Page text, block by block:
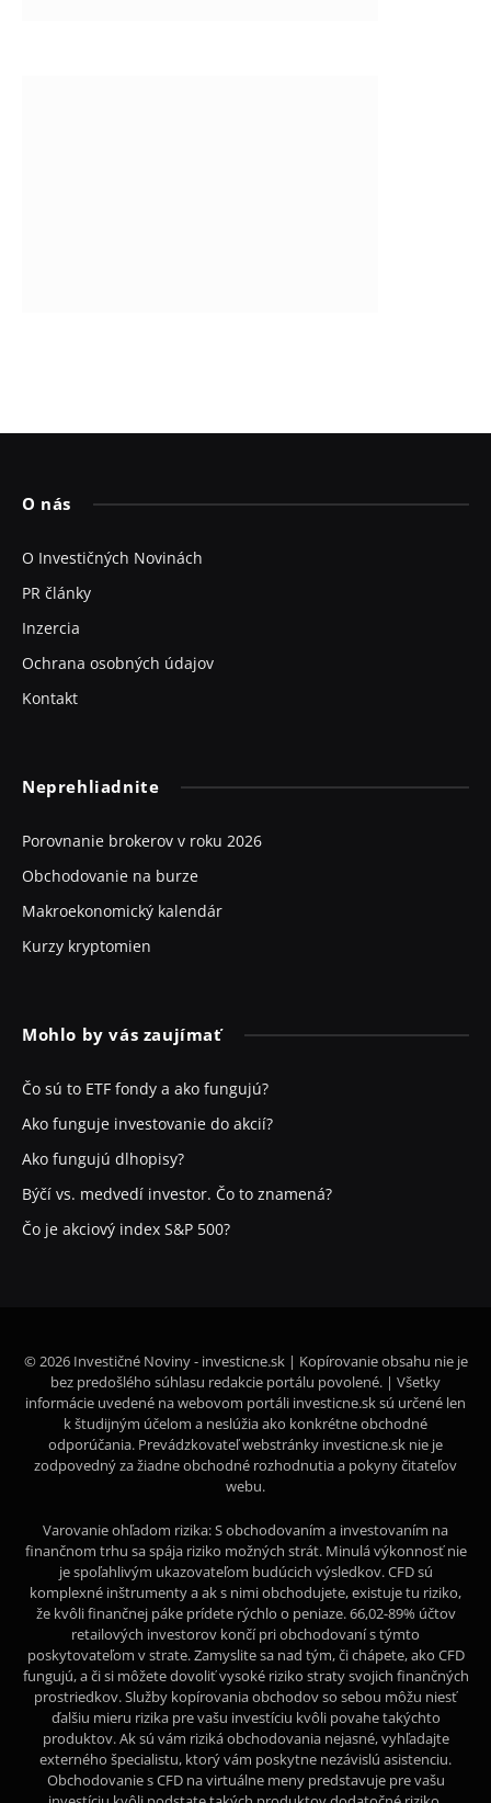
O nás
O Investičných Novinách
PR články
Inzercia
Ochrana osobných údajov
Kontakt
Neprehliadnite
Porovnanie brokerov v roku 2026
Obchodovanie na burze
Makroekonomický kalendár
Kurzy kryptomien
Mohlo by vás zaujímať
Čo sú to ETF fondy a ako fungujú?
Ako funguje investovanie do akcií?
Ako fungujú dlhopisy?
Býčí vs. medvedí investor. Čo to znamená?
Čo je akciový index S&P 500?
© 2026 Investičné Noviny - investicne.sk | Kopírovanie obsahu nie je
bez predošlého súhlasu redakcie portálu povolené. | Všetky
informácie uvedené na webovom portáli investicne.sk sú určené len
k študijným účelom a neslúžia ako konkrétne obchodné
odporúčania. Prevádzkovateľ webstránky investicne.sk nie je
zodpovedný za žiadne obchodné rozhodnutia a pokyny čitateľov
webu.
Varovanie ohľadom rizika: S obchodovaním a investovaním na
finančnom trhu sa spája riziko možných strát. Minulá výkonnosť nie
je spoľahlivým ukazovateľom budúcich výsledkov. CFD sú
komplexné inštrumenty a ak s nimi obchodujete, existuje tu riziko,
že kvôli finančnej páke prídete rýchlo o peniaze. 66,02-89% účtov
retailových investorov končí pri obchodovaní s týmto
poskytovateľom v strate. Zamyslite sa nad tým, či chápete, ako CFD
fungujú, a či si môžete dovoliť vysoké riziko straty svojich finančných
prostriedkov. Služby kopírovania obchodov so sebou môžu niesť
ďalšiu mieru rizika pre vašu investíciu kvôli povahe takýchto
produktov. Ak sú vám riziká obchodovania nejasné, vyhľadajte
externého špecialistu, ktorý vám poskytne nezávislú asistenciu.
Obchodovanie s CFD na virtuálne meny predstavuje pre vašu